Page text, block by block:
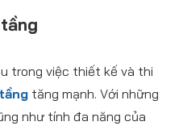
trong việc thiết kế và thi
tăng mạnh. Với những
như tính đa năng của